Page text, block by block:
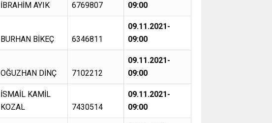
İBRAHİM AYIK 6769807
09:00
BURHAN BİKEÇ 6346811
09.11.2021-
09:00
OĞUZHAN DİNÇ 7102212
09.11.2021-
09:00
İSMAİL KAMİL
KOZAL
7430514
09.11.2021-
09:00